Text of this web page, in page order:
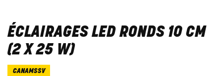
ÉCLAIRAGES LED RONDS 10 CM
(2 X 25 W)
CANAMSSV